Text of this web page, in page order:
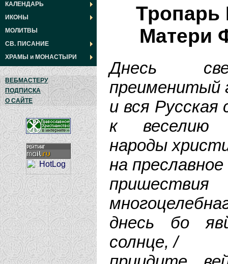
КАЛЕНДАРЬ
ИКОНЫ
МОЛИТВЫ
СВ. ПИСАНИЕ
ХРАМЫ и МОНАСТЫРИ
ВЕБМАСТЕРУ
ПОДПИСКА
О САЙТЕ
Тропарь
Матери
Днесь
преименитый
и вся
к веселию
народы
на
днесь бо
солнце, /